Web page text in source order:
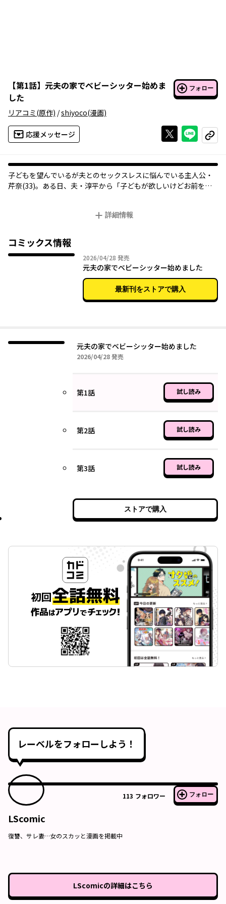
【第1話】 元夫の家でベビーシッター始めま
した
フォロー
リアコミ(原作) /shiyoco(漫画)
応援メッセージ Xで投稿する
ライン
コピー
子どもを望んでいるが夫とのセックスレスに悩んでいる主人公・
芹奈(33)。ある日、夫・淳平から「子どもが欲しいけどお前を女
及しても、一切反省せず「慰謝料を払えばいいんだろう」といっ
自分だけ幸せになろうとする夫を絶対許さない!!
離婚した芹那は、数か月後に友人の伝手で、淳平と現在の妻・千
春、その息子の元にベビーシッターとして入り込むことに成功。
「復讐する気だろう!」と怯える淳平。いったい芹奈の目的は――。
詳細情報
コミックス情報
2026/04/28 2026年04月28日
発売
元夫の家でベビーシッター始めました
最新刊をストアで購入
元夫の家でベビーシッター始めました
2026/04/282026年04月28日
発売
第1話 試し読み
第2話 試し読み
第3話 試し読み
ストアで購入
レーベルをフォローしよう！
113 フォロワー フォロー
LScomic
復讐、サレ妻…女のスカッと漫画を掲載中
LScomicの詳細はこちら